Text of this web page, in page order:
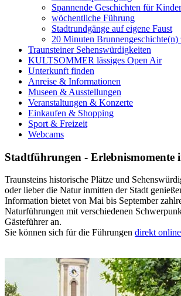
Spannende Geschichten für
wöchentliche Führung
Stadtrundgänge auf eigene Faust
20 Minuten Brunnengeschichte(n)
Traunsteiner Sehenswürdigkeiten
KULTSOMMER lässiges Open Air
Unterkunft finden
Anreise & Informationen
Museen & Ausstellungen
Veranstaltungen & Konzerte
Einkaufen & Shopping
Sport & Freizeit
Webcams
Stadtführungen - Erlebnismomente
Traunsteins historische Plätze und
oder lieber die Natur inmitten der Stadt
Information bietet von Mai bis September
Naturführungen mit verschiedenen
Gästeführer an.
Sie können sich für die Führungen direkt